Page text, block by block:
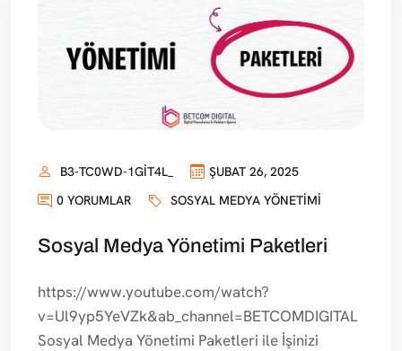
B3-TC0WD-1GIT4L_
ŞUBAT 26, 2025
0 YORUMLAR
SOSYAL MEDYA YÖNETIMI
Sosyal Medya Yönetimi Paketleri
https://www.youtube.com/watch?
v=Ul9yp5YeVZk&ab_channel=BETCOMDIGITAL
Sosyal Medya Yönetimi Paketleri ile İşinizi